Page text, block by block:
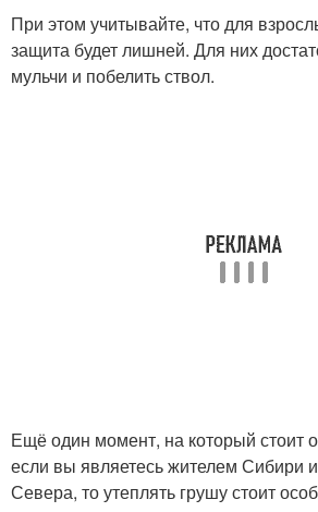
При этом учитывайте, что для
защита будет лишней. Для них
мульчи и побелить ствол.
Ещё один момент, на который стоит
если вы являетесь жителем Сибири
Севера, то утеплять грушу стоит